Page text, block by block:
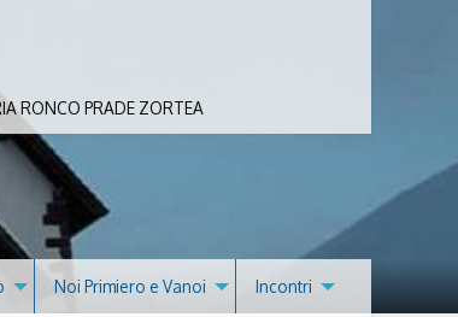
RONCO PRADE ZORTEA
Noi Primiero e Vanoi Incontri